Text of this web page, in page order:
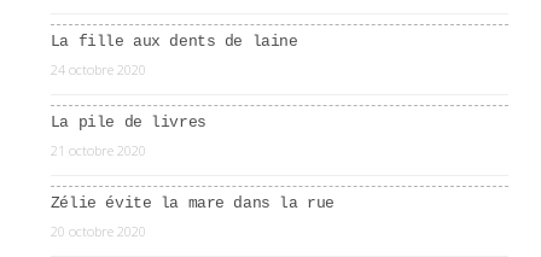
La fille aux dents de laine
24 octobre 2020
La pile de livres
21 octobre 2020
Zélie évite la mare dans la rue
20 octobre 2020